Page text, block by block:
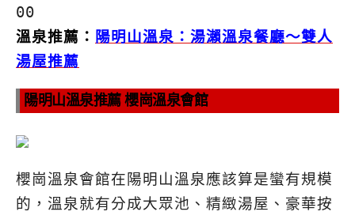
00
溫泉推薦： 陽明山溫泉：湯瀨溫泉餐廳～雙人
湯屋推薦
陽明山溫泉推薦 櫻崗溫泉會館
櫻崗溫泉會館在陽明山溫泉應該算是蠻有規模
的，溫泉就有分成大眾池、精緻湯屋、豪華按